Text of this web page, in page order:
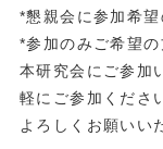
*懇親会に参加希望
*参加のみご希望
本研究会にご参加
軽にご参加くださ
よろしくお願いい